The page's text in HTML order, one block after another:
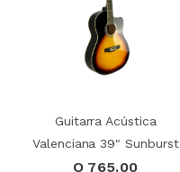
Guitarra Acústica
Valenciana 39" Sunburst
Q 765.00